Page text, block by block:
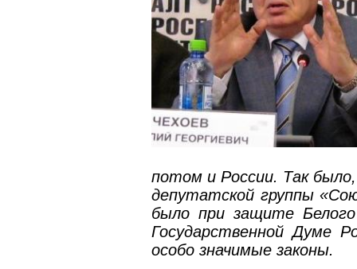
потом и России. Так
депутатской группы
было при защите
Государственной Думе
особо значимые законы.